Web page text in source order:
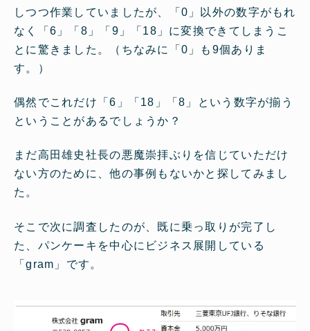
しつつ作業していましたが、「0」以外の数字がもれ
なく「6」「8」「9」「18」に変換できてしまうこ
とに驚きました。（ちなみに「0」も9個ありま
す。）
偶然でこれだけ「6」「18」「8」という数字が揃う
ということがあるでしょうか？
まだ高田雄史社長の悪魔崇拝ぶりを信じていただけ
ない方のために、他の事例もないかと探してみまし
た。
そこで次に調査したのが、既に乗っ取りが完了し
た、パンケーキを中心にビジネス展開している
「gram」です。